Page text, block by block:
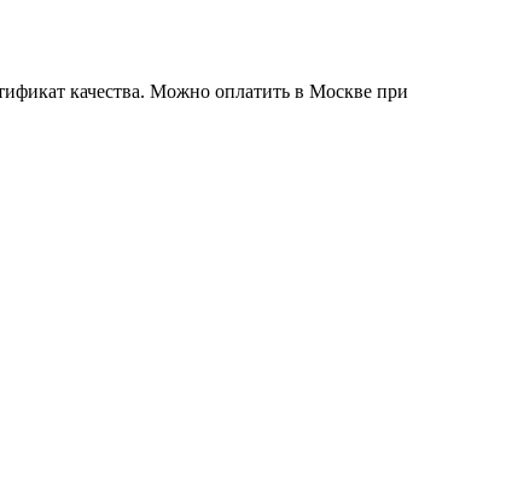
качества. Можно оплатить в Москве при